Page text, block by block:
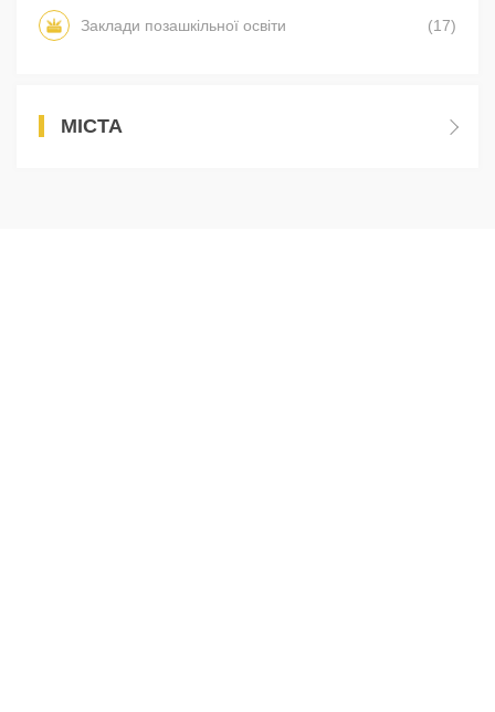
Заклади позашкільної освіти (17)
МІСТА